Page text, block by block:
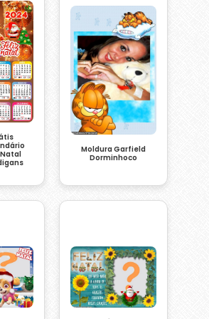
Moldura Garfield
Dorminhoco